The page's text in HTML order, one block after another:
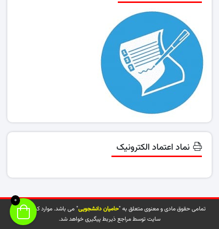
نماد اعتماد الکترونیک
تمامی حقوق مادی و معنوی متعلق به "حامیان دانشجویی" می باشد. موارد کپی شده از
سایت توسط مراجع ذیربط پیگیری خواهد شد.
0